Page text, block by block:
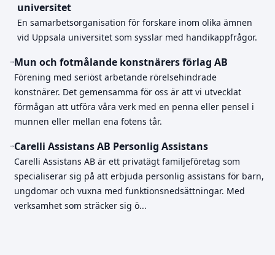
universitet
En samarbetsorganisation för forskare inom olika ämnen
vid Uppsala universitet som sysslar med handikappfrågor.
Mun och fotmålande konstnärers förlag AB
Förening med seriöst arbetande rörelsehindrade
konstnärer. Det gemensamma för oss är att vi utvecklat
förmågan att utföra våra verk med en penna eller pensel i
munnen eller mellan ena fotens tår.
Carelli Assistans AB Personlig Assistans
Carelli Assistans AB är ett privatägt familjeföretag som
specialiserar sig på att erbjuda personlig assistans för barn,
ungdomar och vuxna med funktionsnedsättningar. Med
verksamhet som sträcker sig ö...